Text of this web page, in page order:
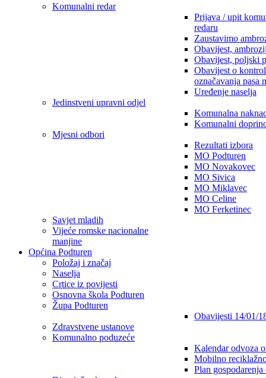
Komunalni redar
Prijava / upit
redaru
Zaustavimo
Obavijest,
Obavijest, poljski
Obavijest o
označavanja pasa
Uređenje naselja
Jedinstveni upravni odjel
Komunalna
Komunalni
Mjesni odbori
Rezultati izbora
MO Podturen
MO Novakovec
MO Sivica
MO Miklavec
MO Celine
MO Ferketinec
Savjet mladih
Vijeće romske nacionalne
manjine
Općina Podturen
Položaj i značaj
Naselja
Crtice iz povijesti
Osnovna škola Podturen
Župa Podturen
Obavijesti 14/01/
Zdravstvene ustanove
Komunalno poduzeće
Kalendar odvoza
Mobilno
Plan gospodarenja